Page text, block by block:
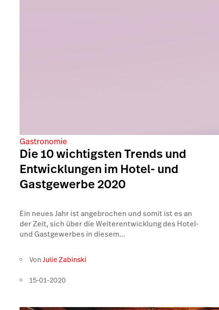
Gastronomie
Die 10 wichtigsten Trends und
Entwicklungen im Hotel- und
Gastgewerbe 2020
Ein neues Jahr ist angebrochen und somit ist es an
der Zeit, sich über die Weiterentwicklung des Hotel-
und Gastgewerbes in diesem...
VonJulie Zabinski
15-01-2020